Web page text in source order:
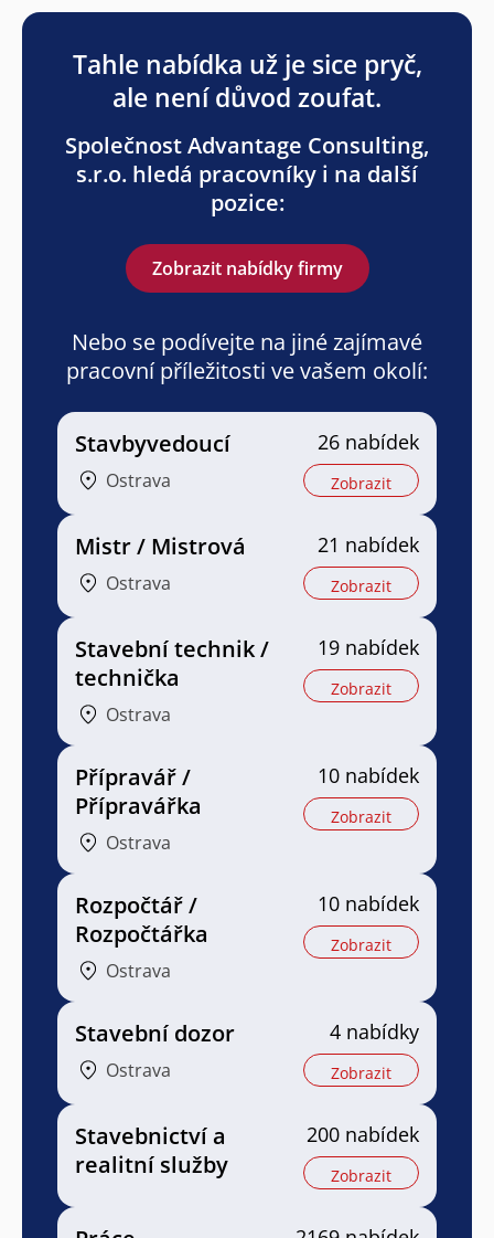
Tahle nabídka už je sice pryč,
ale není důvod zoufat.
Společnost Advantage Consulting,
s.r.o. hledá pracovníky i na další
pozice:
Zobrazit nabídky firmy
Nebo se podívejte na jiné zajímavé
pracovní příležitosti ve vašem okolí:
Stavbyvedoucí
Ostrava
26 nabídek
Zobrazit
Mistr / Mistrová
Ostrava
21 nabídek
Zobrazit
Stavební technik /
technička
Ostrava
19 nabídek
Zobrazit
Přípravář /
Přípravářka
Ostrava
10 nabídek
Zobrazit
Rozpočtář /
Rozpočtářka
Ostrava
10 nabídek
Zobrazit
Stavební dozor
Ostrava
4 nabídky
Zobrazit
Stavebnictví a
realitní služby
200 nabídek
Zobrazit